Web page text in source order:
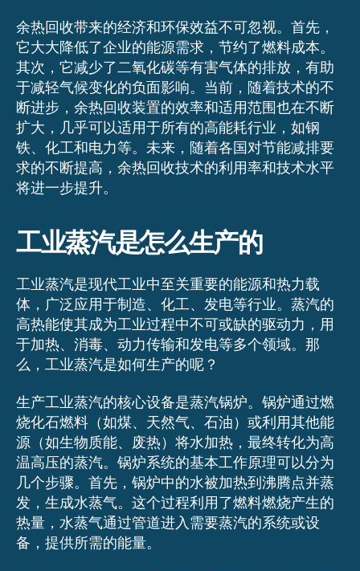
余热回收带来的经济和环保效益不可忽视。首先，
它大大降低了企业的能源需求，节约了燃料成本。
其次，它减少了二氧化碳等有害气体的排放，有助
于减轻气候变化的负面影响。当前，随着技术的不
断进步，余热回收装置的效率和适用范围也在不断
扩大，几乎可以适用于所有的高能耗行业，如钢
铁、化工和电力等。未来，随着各国对节能减排要
求的不断提高，余热回收技术的利用率和技术水平
将进一步提升。
工业蒸汽是怎么生产的
工业蒸汽是现代工业中至关重要的能源和热力载
体，广泛应用于制造、化工、发电等行业。蒸汽的
高热能使其成为工业过程中不可或缺的驱动力，用
于加热、消毒、动力传输和发电等多个领域。那
么，工业蒸汽是如何生产的呢？
生产工业蒸汽的核心设备是蒸汽锅炉。锅炉通过燃
烧化石燃料（如煤、天然气、石油）或利用其他能
源（如生物质能、废热）将水加热，最终转化为高
温高压的蒸汽。锅炉系统的基本工作原理可以分为
几个步骤。首先，锅炉中的水被加热到沸腾点并蒸
发，生成水蒸气。这个过程利用了燃料燃烧产生的
热量，水蒸气通过管道进入需要蒸汽的系统或设
备，提供所需的能量。